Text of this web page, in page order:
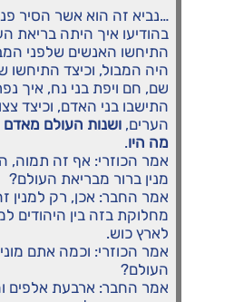
…נביא זה הוא אשר הסיר
בהודיעו איך היתה בריאת
התיחשו האנשים שלפני
היה המבול, וכיצד התיחשו
שם, חם ויפת בני נח, איך
התישבו בני האדם, וכיצד
הערים, ושנות העולם מאדם
מה היו.
אמר הכוזרי: אף זה תמוה,
מנין ברור מבריאת העולם?
אמר החבר: אכן, רק למנין זה
מחלוקת בזה בין היהודים
לארץ כוש.
אמר הכוזרי: וכמה אתם
העולם?
אמר החבר: ארבעת אלפים